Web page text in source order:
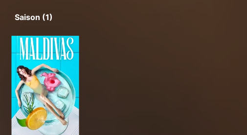
Saison (1)